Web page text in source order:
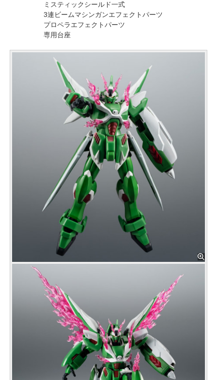
ミスティックシールド一式
3連ビームマシンガンエフェクトパーツ
プロペラエフェクトパーツ
専用台座